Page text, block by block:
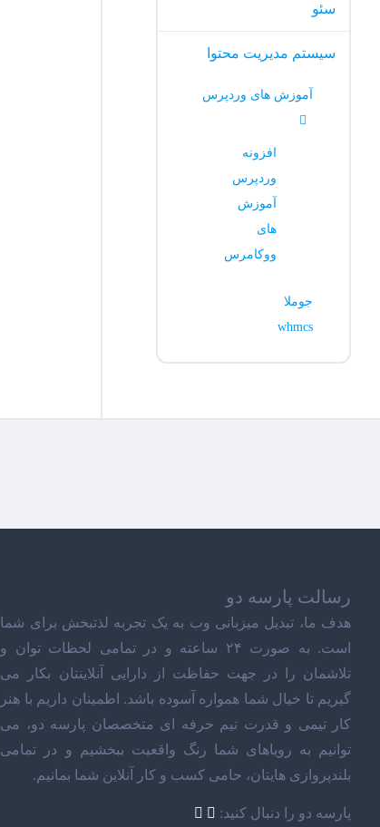
سئو
سیستم مدیریت محتوا
آموزش های وردپرس
افزونه
وردپرس
آموزش
های
ووکامرس
جوملا
whmcs
رسالت پارسه دو
هدف ما، تبدیل میزبانی وب به یک تجربه لذتبخش برای شما
است. به صورت ۲۴ ساعته و در تمامی لحظات توان و
تلاشمان را در جهت حفاظت از دارایی آنلاینتان بکار می
گیریم تا خیال شما همواره آسوده باشد. اطمینان داریم با هنر
کار تیمی و قدرت تیم حرفه ای متخصصان پارسه دو، می
توانیم به رویاهای شما رنگ واقعیت ببخشیم و در تمامی
بلندپروازی هایتان، حامی کسب و کار آنلاین شما بمانیم.
پارسه دو را دنبال کنید: